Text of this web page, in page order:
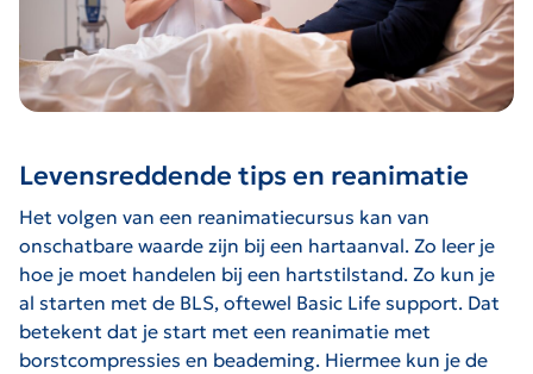
Levensreddende tips en reanimatie
Het volgen van een reanimatiecursus kan van
onschatbare waarde zijn bij een hartaanval. Zo leer je
hoe je moet handelen bij een hartstilstand. Zo kun je
al starten met de BLS, oftewel Basic Life support. Dat
betekent dat je start met een reanimatie met
borstcompressies en beademing. Hiermee kun je de